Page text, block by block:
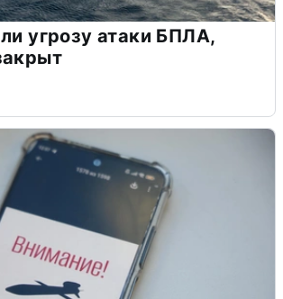
угрозу атаки БПЛА,